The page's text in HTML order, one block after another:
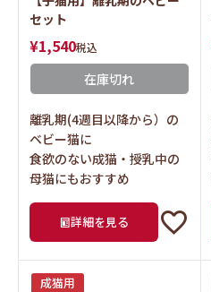
セット
¥1,540税込
在庫切れ
離乳期(4週目以降から）の
ベビー猫に
食欲のない成猫・授乳中の
母猫にもおすすめ
詳細を見る
成猫用